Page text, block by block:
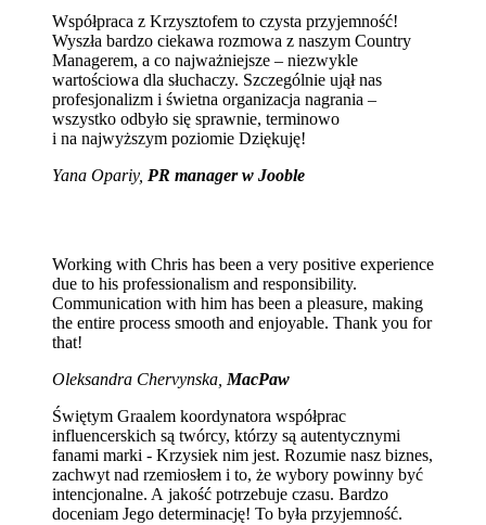
Współpraca z Krzysztofem to czysta przyjemność!
Wyszła bardzo ciekawa rozmowa z naszym Country
Managerem, a co najważniejsze – niezwykle
wartościowa dla słuchaczy. Szczególnie ujął nas
profesjonalizm i świetna organizacja nagrania –
wszystko odbyło się sprawnie, terminowo
i na najwyższym poziomie Dziękuję!
Yana Opariy, PR manager w Jooble
Working with Chris has been a very positive experience
due to his professionalism and responsibility.
Communication with him has been a pleasure, making
the entire process smooth and enjoyable. Thank you for
that!
Oleksandra Chervynska, MacPaw
Świętym Graalem koordynatora współprac
influencerskich są twórcy, którzy są autentycznymi
fanami marki - Krzysiek nim jest. Rozumie nasz biznes,
zachwyt nad rzemiosłem i to, że wybory powinny być
intencjonalne. A jakość potrzebuje czasu. Bardzo
doceniam Jego determinację! To była przyjemność.